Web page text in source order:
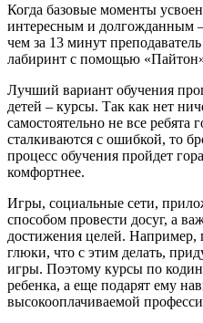
Когда базовые моменты
интересным и долгожданным
чем за 13 минут
лабиринт с помощью
Лучший вариант обучения
детей – курсы. Так как нет
самостоятельно не все ребята
сталкиваются с ошибкой, то
процесс обучения пройдет
комфортнее.
Игры, социальные сети,
способом провести досуг, а
достижения целей. Например,
глюки, что с этим делать,
игры. Поэтому курсы по
ребенка, а еще подарят ему
высокооплачиваемой